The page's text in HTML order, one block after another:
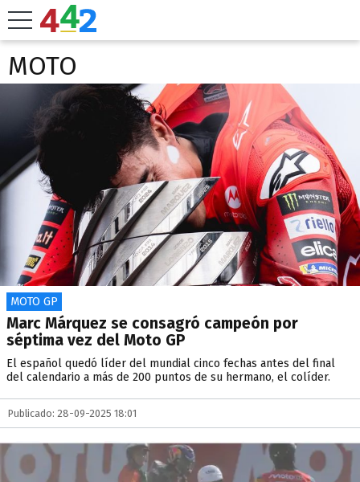
MOTO
MOTO GP
Marc Márquez se consagró campeón por
séptima vez del Moto GP
El español quedó líder del mundial cinco fechas antes del final
del calendario a más de 200 puntos de su hermano, el colíder.
Publicado: 28-09-2025 18:01